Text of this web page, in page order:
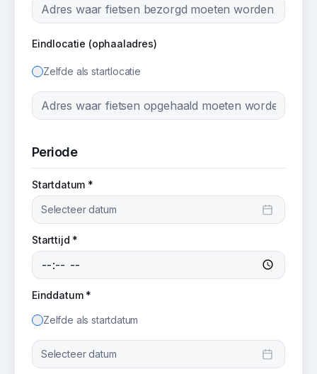
Eindlocatie (ophaaladres)
Zelfde als startlocatie
Periode
Startdatum *
Selecteer datum
Starttijd *
Einddatum *
Zelfde als startdatum
Selecteer datum